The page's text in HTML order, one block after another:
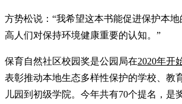
方势松说：“我希望这本书能促进保护本
高人们对保持环境健康重要的认知。”
保育自然社区校园奖是公园局在2020年开
表彰推动本地生态多样性保护的学校、教
儿园到初级学院。今年共有70个提名，是